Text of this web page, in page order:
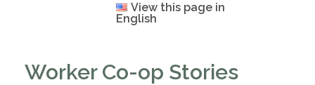
View this page in
English
Worker Co-op Stories